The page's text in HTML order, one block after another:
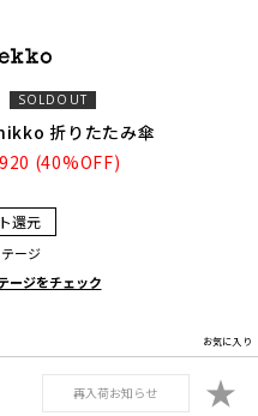
SOLDOUT
折りたたみ傘
(40%OFF)
還元
ージ
ージをチェック
お気に入り
再入荷お知らせ ★